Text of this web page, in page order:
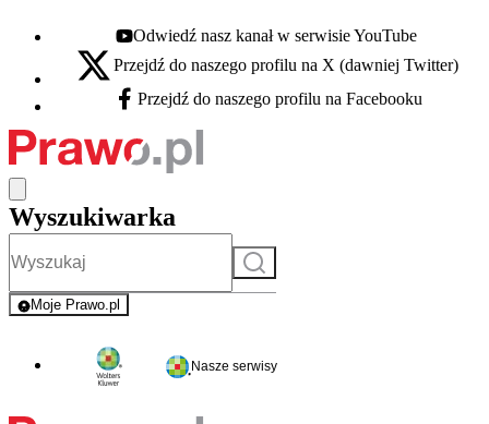
Youtube - otwiera się w nowej karcie
Odwiedź nasz kanał w serwisie YouTube
X - otwiera się w nowej karcie
Przejdź do naszego profilu na X (dawniej Twitter)
Facebook - otwiera się w nowej karcie
Przejdź do naszego profilu na Facebooku
Wyszukiwarka
Szukaj
Moje Prawo.pl
- rejestracja i logowanie do serwisu
Nasze serwisy